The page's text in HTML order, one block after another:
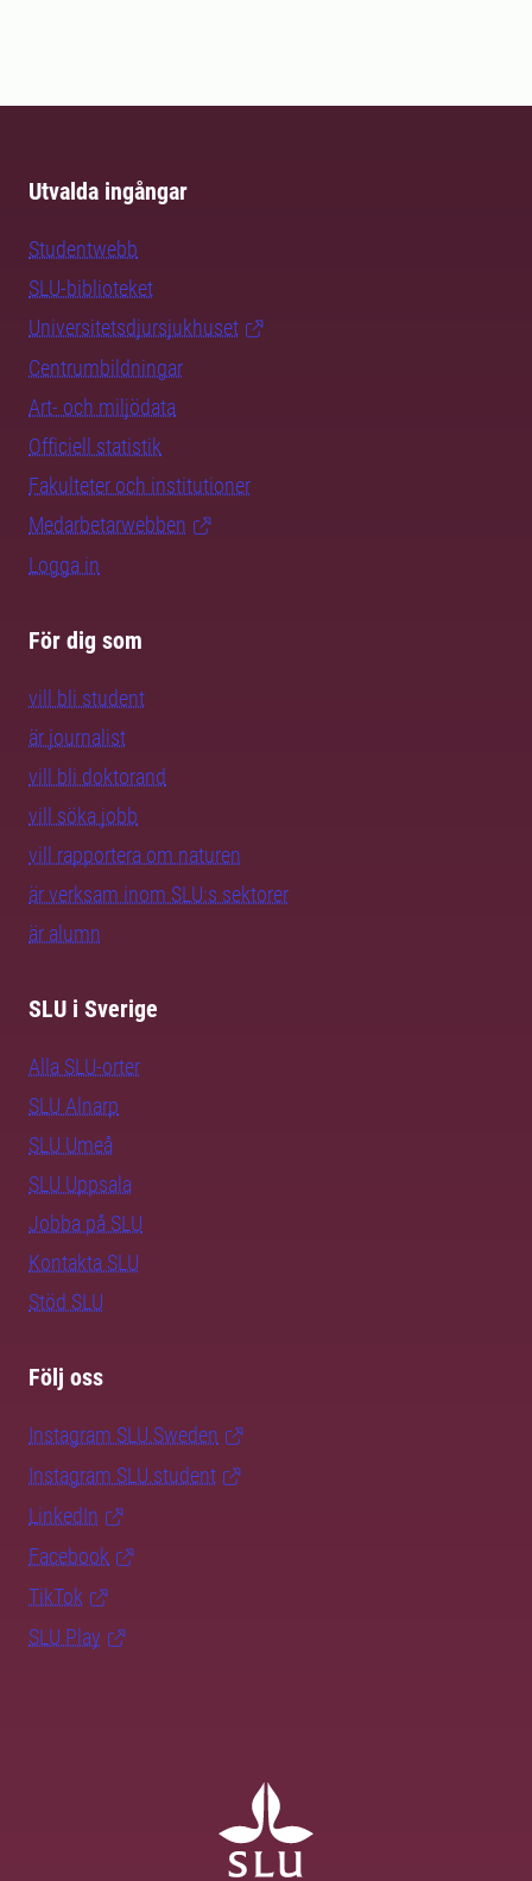
Utvalda ingångar
Studentwebb
SLU-biblioteket
Universitetsdjursjukhuset
Centrumbildningar
Art- och miljödata
Officiell statistik
Fakulteter och institutioner
Medarbetarwebben
Logga in
För dig som
vill bli student
är journalist
vill bli doktorand
vill söka jobb
vill rapportera om naturen
är verksam inom SLU:s sektorer
är alumn
SLU i Sverige
Alla SLU-orter
SLU Alnarp
SLU Umeå
SLU Uppsala
Jobba på SLU
Kontakta SLU
Stöd SLU
Följ oss
Instagram SLU.Sweden
Instagram SLU.student
LinkedIn
Facebook
TikTok
SLU Play